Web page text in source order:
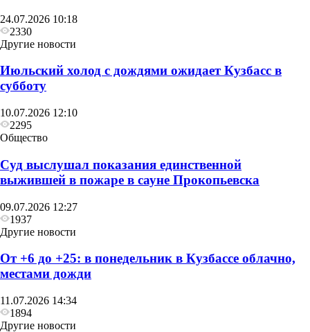
Общество
Глава Прокопьевска рассказал, как
преображается Сквер «Школьный»
24.07.2026 10:18
2330
Другие новости
Июльский холод с дождями ожидает Кузбасс в
субботу
10.07.2026 12:10
2295
Общество
Суд выслушал показания единственной
выжившей в пожаре в сауне Прокопьевска
09.07.2026 12:27
1937
Другие новости
От +6 до +25: в понедельник в Кузбассе облачно,
местами дожди
11.07.2026 14:34
1894
Другие новости